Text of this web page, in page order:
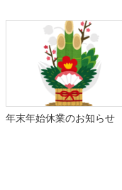
年末年始休業のお知らせ